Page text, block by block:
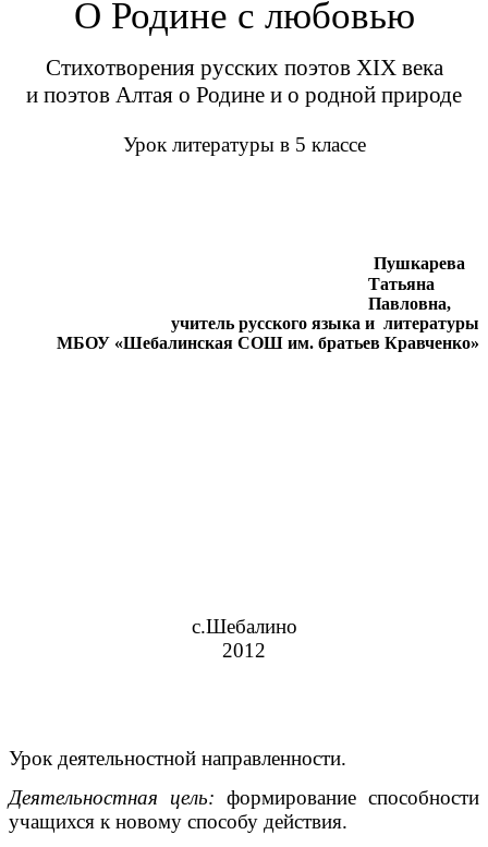
О Родине с любовью
Стихотворения русских поэтов XIX века
и поэтов Алтая о Родине и о родной природе
Урок литературы в 5 классе
Пушкарева
Татьяна
Павловна,
учитель русского языка и литературы
МБОУ «Шебалинская СОШ им. братьев Кравченко»
с.Шебалино
2012
Урок деятельностной направленности.
Деятельностная цель: формирование способности
учащихся к новому способу действия.